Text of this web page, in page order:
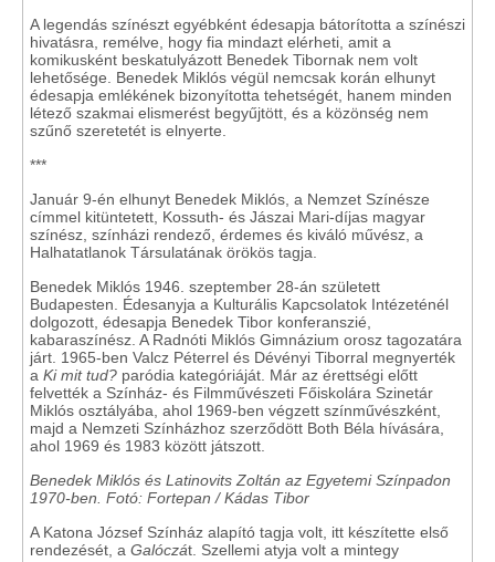
A legendás színészt egyébként édesapja bátorította a színészi
hivatásra, remélve, hogy fia mindazt elérheti, amit a
komikusként beskatulyázott Benedek Tibornak nem volt
lehetősége. Benedek Miklós végül nemcsak korán elhunyt
édesapja emlékének bizonyította tehetségét, hanem minden
létező szakmai elismerést begyűjtött, és a közönség nem
szűnő szeretetét is elnyerte.
***
Január 9-én elhunyt Benedek Miklós, a Nemzet Színésze
címmel kitüntetett, Kossuth- és Jászai Mari-díjas magyar
színész, színházi rendező, érdemes és kiváló művész, a
Halhatatlanok Társulatának örökös tagja.
Benedek Miklós 1946. szeptember 28-án született
Budapesten. Édesanyja a Kulturális Kapcsolatok Intézeténél
dolgozott, édesapja Benedek Tibor konferanszié,
kabaraszínész. A Radnóti Miklós Gimnázium orosz tagozatára
járt. 1965-ben Valcz Péterrel és Dévényi Tiborral megnyerték
a Ki mit tud? paródia kategóriáját. Már az érettségi előtt
felvették a Színház- és Filmművészeti Főiskolára Szinetár
Miklós osztályába, ahol 1969-ben végzett színművészként,
majd a Nemzeti Színházhoz szerződött Both Béla hívására,
ahol 1969 és 1983 között játszott.
Benedek Miklós és Latinovits Zoltán az Egyetemi Színpadon
1970-ben. Fotó: Fortepan / Kádas Tibor
A Katona József Színház alapító tagja volt, itt készítette első
rendezését, a Galóczát. Szellemi atyja volt a mintegy